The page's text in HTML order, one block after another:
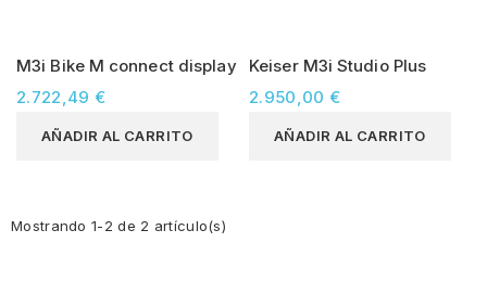
M3i Bike M connect display
2.722,49 €
AÑADIR AL CARRITO
Keiser M3i Studio Plus
2.950,00 €
AÑADIR AL CARRITO
Mostrando 1-2 de 2 artículo(s)